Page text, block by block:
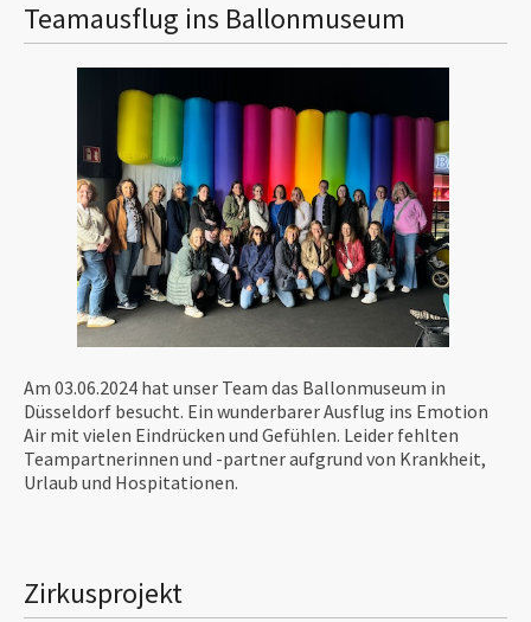
Teamausflug ins Ballonmuseum
Am 03.06.2024 hat unser Team das Ballonmuseum in
Düsseldorf besucht. Ein wunderbarer Ausflug ins Emotion
Air mit vielen Eindrücken und Gefühlen. Leider fehlten
Teampartnerinnen und -partner aufgrund von Krankheit,
Urlaub und Hospitationen.
Zirkusprojekt